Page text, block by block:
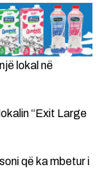
lokal në
“Exit Large
që ka mbetur i